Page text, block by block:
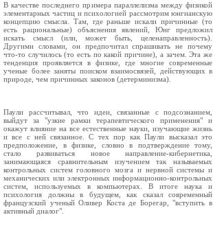
В качестве последнего примера параллелизма между физикой
элементарных частиц и психологией рассмотрим юнгианскую
концепцию смысла. Там, где раньше искали причинные (то
есть рациональные) объяснения явлений, Юнг предложил
искать смысл (или, может быть, целенаправленность).
Другими словами, он предпочитал спрашивать не почему
что-то случилось (то есть по какой причине), а зачем. Эта же
тенденция проявляется в физике, где многие современные
ученые более заняты поиском взаимосвязей, действующих в
природе, чем причинных законов (детерминизма).
Паули рассчитывал, что идеи, связанные с подсознанием,
выйдут за "узкие рамки терапевтического применения" и
окажут влияние на все естественные науки, изучающие жизнь
и все с ней связанное. С тех пор как Паули высказал это
предположение, в физике, словно в подтверждение тому,
стало развиваться новое направление-кибернетика,
занимающаяся сравнительным изучением так называемых
контрольных систем головного мозга и нервной системы и
механических или электронных информационно-контрольных
систем, используемых в компьютерах. В итоге наука и
психология должны в будущем, как сказал современный
французский ученый Оливер Коста де Борегар, "вступить в
активный диалог".